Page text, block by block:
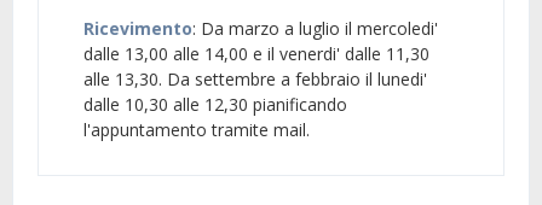
Ricevimento: Da marzo a luglio il mercoledi'
dalle 13,00 alle 14,00 e il venerdi' dalle 11,30
alle 13,30. Da settembre a febbraio il lunedi'
dalle 10,30 alle 12,30 pianificando
l'appuntamento tramite mail.